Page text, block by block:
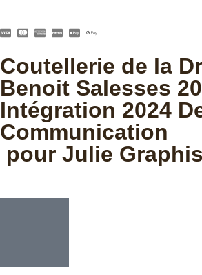
Coutellerie de la
Benoit Salesses
Intégration 2024
Communication
pour Julie